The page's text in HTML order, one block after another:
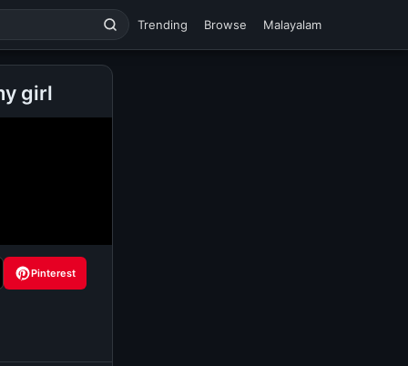
Trending Browse Malayalam
girl
Pinterest